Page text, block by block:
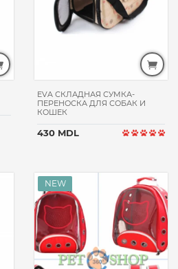
EVA СКЛАДНАЯ СУМКА-
ПЕРЕНОСКА ДЛЯ СОБАК И
КОШЕК
430 MDL